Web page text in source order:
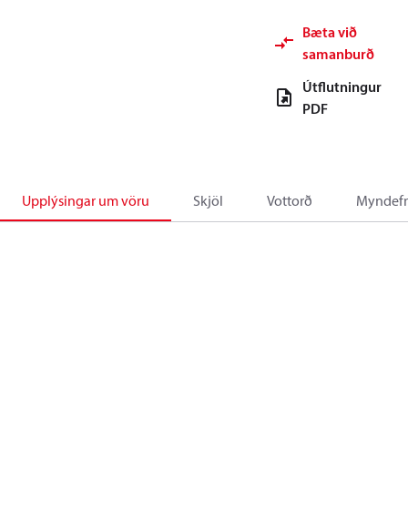
Bæta við
samanburð
Útflutningur
PDF
Upplýsingar um vöru Skjöl Vottorð